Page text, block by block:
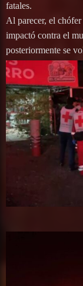
fatales.
Al parecer, el
impactó contra el
posteriormente se